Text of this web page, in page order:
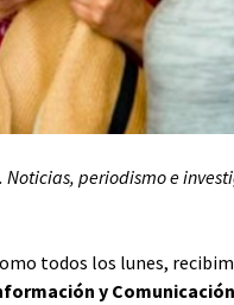
periodismo e
todos los lunes,
y Comunicación